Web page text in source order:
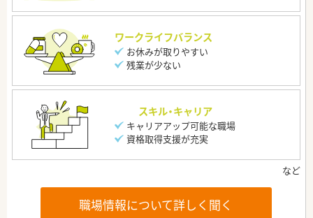
ワークライフバランス
お休みが取りやすい
残業が少ない
スキル・キャリア
キャリアアップ可能な職場
資格取得支援が充実
職場情報について詳しく聞く